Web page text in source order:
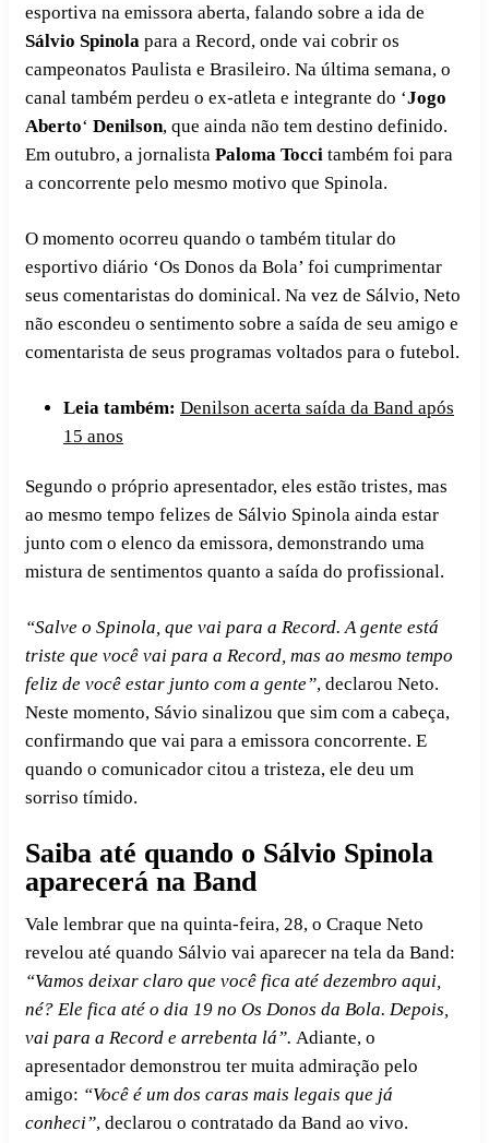
esportiva na emissora aberta, falando sobre a ida de
Sálvio Spinola para a Record, onde vai cobrir os
campeonatos Paulista e Brasileiro. Na última semana, o
canal também perdeu o ex-atleta e integrante do ‘Jogo
Aberto‘ Denilson, que ainda não tem destino definido.
Em outubro, a jornalista Paloma Tocci também foi para
a concorrente pelo mesmo motivo que Spinola.
O momento ocorreu quando o também titular do
esportivo diário ‘Os Donos da Bola’ foi cumprimentar
seus comentaristas do dominical. Na vez de Sálvio, Neto
não escondeu o sentimento sobre a saída de seu amigo e
comentarista de seus programas voltados para o futebol.
Leia também: Denilson acerta saída da Band após
15 anos
Segundo o próprio apresentador, eles estão tristes, mas
ao mesmo tempo felizes de Sálvio Spinola ainda estar
junto com o elenco da emissora, demonstrando uma
mistura de sentimentos quanto a saída do profissional.
“Salve o Spinola, que vai para a Record. A gente está
triste que você vai para a Record, mas ao mesmo tempo
feliz de você estar junto com a gente”, declarou Neto.
Neste momento, Sávio sinalizou que sim com a cabeça,
confirmando que vai para a emissora concorrente. E
quando o comunicador citou a tristeza, ele deu um
sorriso tímido.
Saiba até quando o Sálvio Spinola
aparecerá na Band
Vale lembrar que na quinta-feira, 28, o Craque Neto
revelou até quando Sálvio vai aparecer na tela da Band:
“Vamos deixar claro que você fica até dezembro aqui,
né? Ele fica até o dia 19 no Os Donos da Bola. Depois,
vai para a Record e arrebenta lá”. Adiante, o
apresentador demonstrou ter muita admiração pelo
amigo: “Você é um dos caras mais legais que já
conheci”, declarou o contratado da Band ao vivo.